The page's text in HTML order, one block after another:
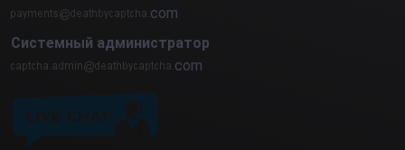
com
Системный администратор
com